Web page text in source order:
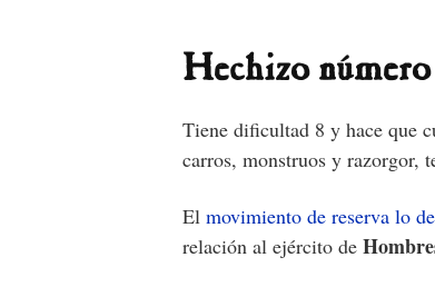
Hechizo número
Tiene dificultad 8 y hace que
carros, monstruos y razorgor,
El movimiento de reserva lo
relación al ejército de